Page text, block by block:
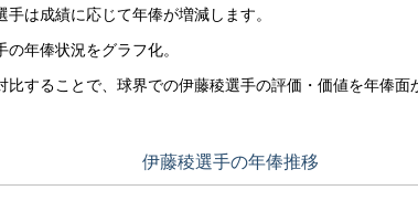
は成績に応じて年俸が増減します。
年俸状況をグラフ化。
することで、球界での伊藤稜選手の評価・価値を年俸面
伊藤稜選手の年俸推移